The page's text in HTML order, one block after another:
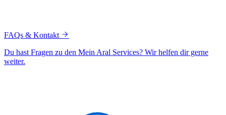
FAQs & Kontakt
Du hast Fragen zu den Mein Aral Services? Wir helfen dir gerne
weiter.